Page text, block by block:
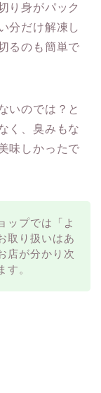
り身がパック
分だけ解凍し
るのも簡単で
いのでは？と
く、臭みもな
味しかったで
ップでは「よ
取り扱いはあ
店が分かり次
す。